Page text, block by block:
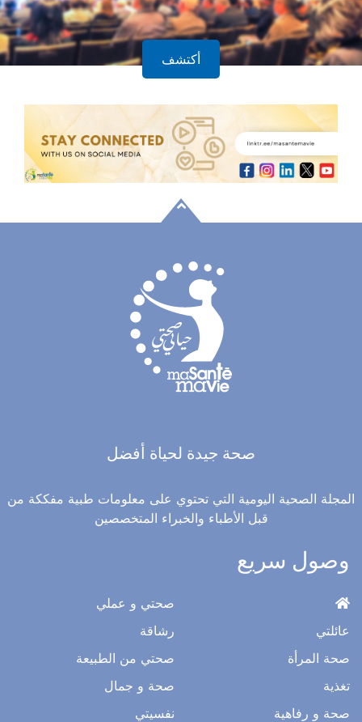
أكتشف
صحة جيدة لحياة أفضل
المجلة الصحية اليومية التي تحتوي على معلومات طبية مفككة من
قبل الأطباء والخبراء المتخصصين
وصول سريع
عائلتي
صحة المرأة
تغذية
صحة و رفاهية
صحتي و عملي
رشاقة
صحتي من الطبيعة
صحة و جمال
نفسيتي